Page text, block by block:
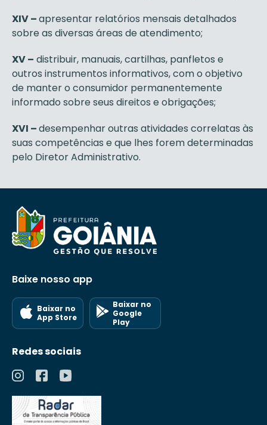
XIV –apresentar relatórios mensais detalhados
sobre as diversas áreas de atendimento;
XV – distribuir, manuais, cartilhas, panfletos e
outros instrumentos informativos, com o objetivo
de manter o consumidor permanentemente
informado sobre seus direitos e obrigações;
XVI –desempenhar outras atividades correlatas às
suas competências e que lhes forem determinadas
pelo Diretor Administrativo.
Baixe nosso app
Baixar no
App Store
Baixar no
Google
Play
Redes sociais